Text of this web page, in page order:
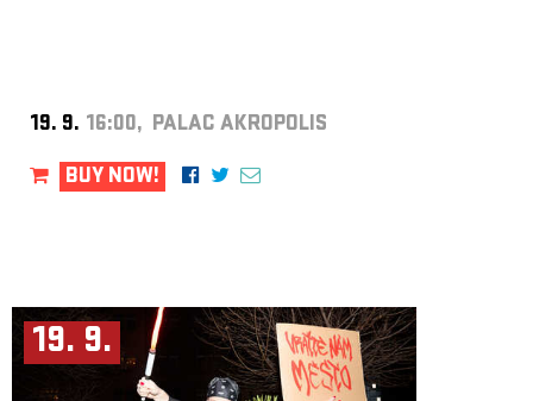
19. 9. 16:00, PALAC AKROPOLIS
BUY NOW!
19. 9.